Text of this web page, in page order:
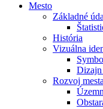
Mesto
Základné
História
Vizuálna
Dizajn
Rozvoj mesta